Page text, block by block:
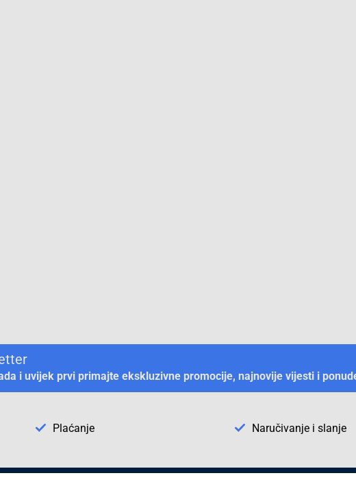
i uvijek prvi primajte ekskluzivne promocije, najnovije vijesti i
Plaćanje Naručivanje i slanje